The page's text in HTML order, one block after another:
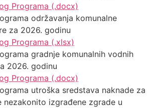
Programa (.docx)
održavanja komunalne
za 2026. godinu
Programa (.xlsx)
gradnje komunalnih vodnih
2026. godinu
Programa (.docx)
utroška sredstava naknade za
nezakonito izgrađene zgrade u